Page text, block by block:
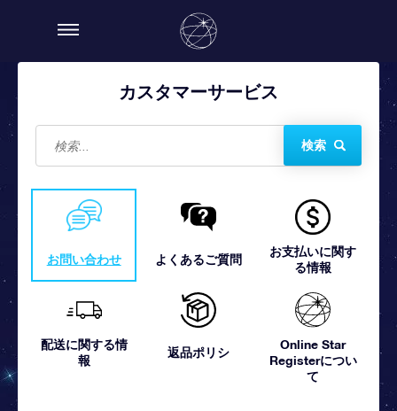
カスタマーサービス
検索
お問い合わせ よくあるご質問
お支払いに関す
る情報
配送に関する情
報
返品ポリシ
Online Star
Registerについ
て